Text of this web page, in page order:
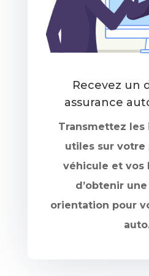
Recevez un
assurance
Transmettez
utiles sur votre
véhicule et vos
d’obtenir
orientation pour